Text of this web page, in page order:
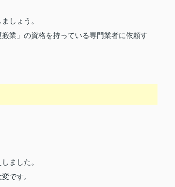
しょう。
業」の資格を持っている専門業者に依頼す
ました。
です。